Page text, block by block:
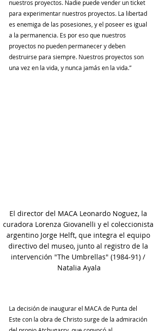
nuestros proyectos. Nadie puede vender un ticket
para experimentar nuestros proyectos. La libertad
es enemiga de las posesiones, y el poseer es igual
a la permanencia. Es por eso que nuestros
proyectos no pueden permanecer y deben
destruirse para siempre. Nuestros proyectos son
una vez en la vida, y nunca jamás en la vida.”
El director del MACA Leonardo Noguez, la
curadora Lorenza Giovanelli y el coleccionista
argentino Jorge Helft, que integra el equipo
directivo del museo, junto al registro de la
intervención "The Umbrellas" (1984-91) /
Natalia Ayala
La decisión de inaugurar el MACA de Punta del
Este con la obra de Christo surge de la admiración